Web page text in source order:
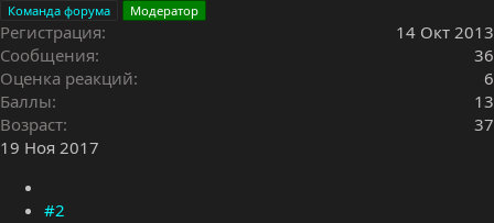
Команда форума Модератор
Регистрация
14 Окт 2013
Сообщения
36
Оценка реакций
6
Баллы
13
Возраст
37
19 Ноя 2017
#2